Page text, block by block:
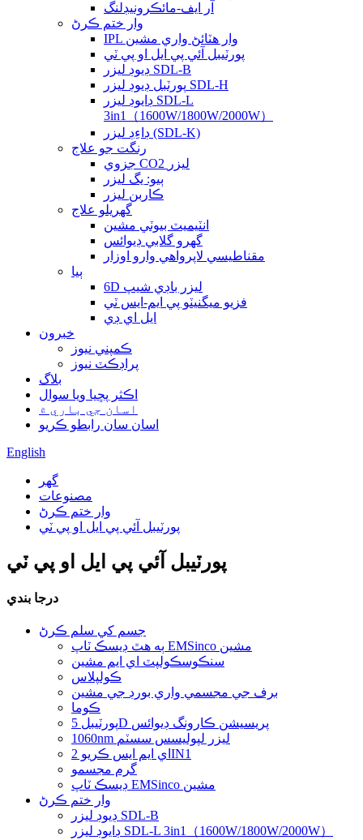
آر ايف-مائڪرونيڊلنگ
وار ختم ڪرڻ
IPL وار هٽائڻ واري مشين
پورٽيبل آئي پي ايل او پي ٽي
ڊيوڊ ليزر SDL-B
پورٽبل ڊيوڊ ليزر SDL-H
ڊايوڊ ليزر SDL-L
3in1（1600W/1800W/2000W）
ڊاءِڊ ليزر (SDL-K)
رنگت جو علاج
جزوي CO2 ليزر
ٻيو: يگ ليزر
ڪاربن ليزر
گهريلو علاج
انٽيميٽ بيوٽي ​​مشين
گهرو گلابي ڊيوائس
مقناطيسي لاپرواهي وارو اوزار
ٻيا
6D ليزر باڊي شيپ
فزيو ميگنيٽو پي ايم-ايس ٽي
ايل اي ڊي
خبرون
ڪمپني نيوز
پراڊڪٽ نيوز
بلاگ
اڪثر پڇيا ويا سوال
اسان جي باري ۾
اسان سان رابطو ڪريو
English
گھر
مصنوعات
وار ختم ڪرڻ
پورٽيبل آئي پي ايل او پي ٽي
پورٽيبل آئي پي ايل او پي ٽي
درجا بندي
جسم کي سلم ڪرڻ
ٻه هٿ ڊيسڪ ٽاپ EMSinco مشين
سنڪوسڪولپٽ اي ايم مشين
ڪولپلاس
برف جي مجسمي واري بورڊ جي مشين
ڪوما
پورٽيبل 5D پريسيشن ڪارونگ ڊيوائس
1060nm ليزر لپوليسس سسٽم
اي ايم ايس ڪريو 2IN1
گرم مجسمو
ڊيسڪ ٽاپ EMSinco مشين
وار ختم ڪرڻ
ڊيوڊ ليزر SDL-B
ڊايوڊ ليزر SDL-L 3in1（1600W/1800W/2000W）